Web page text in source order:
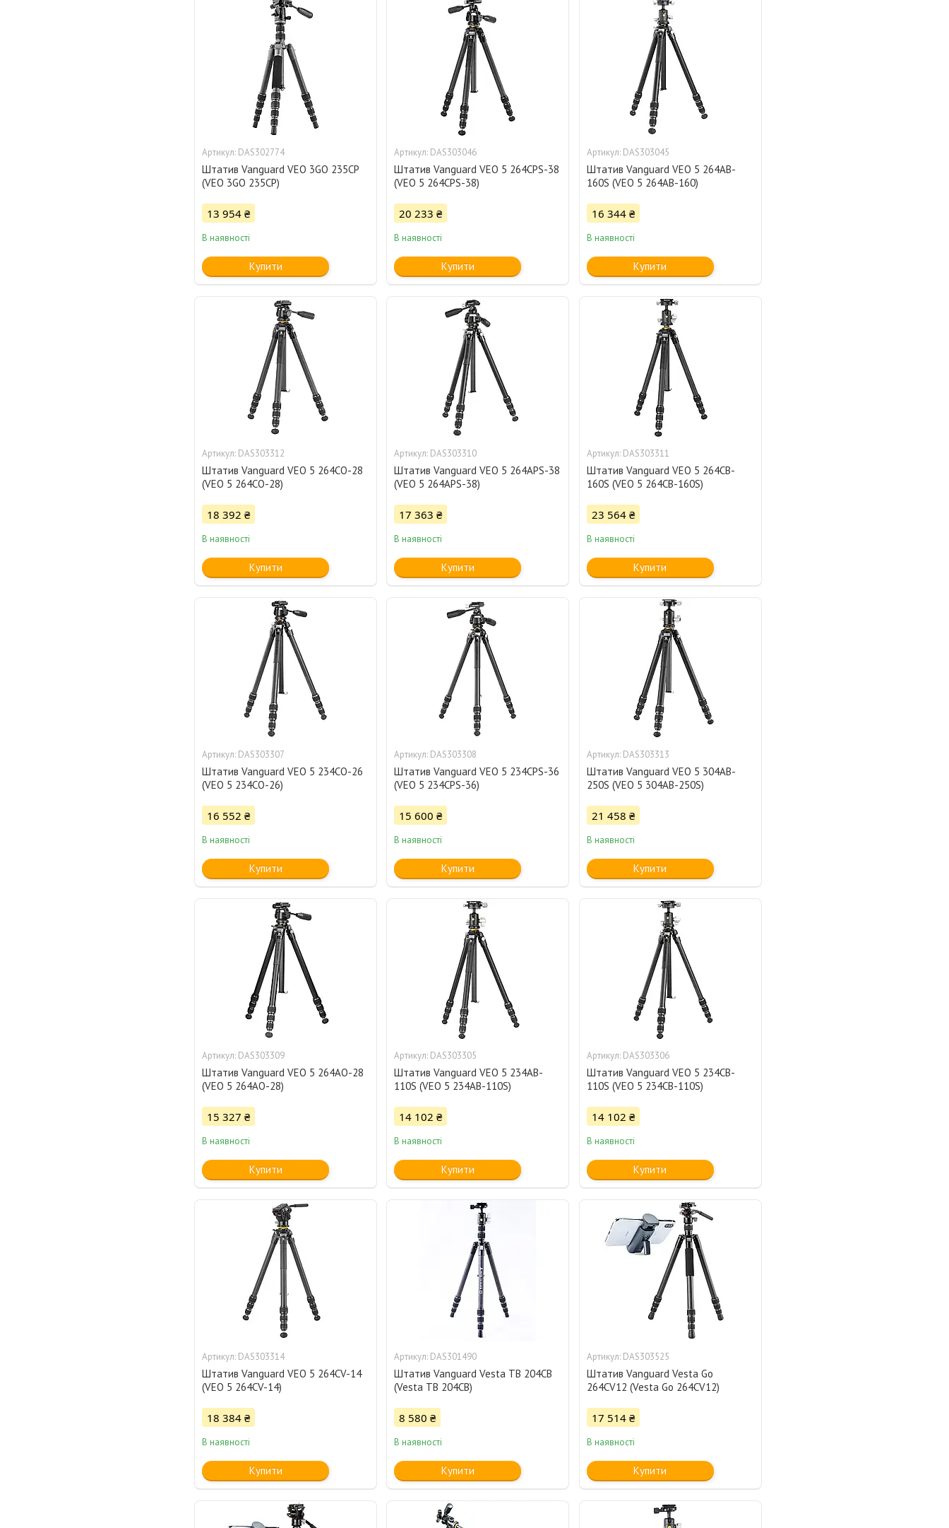
DAS302774
Штатив Vanguard VEO 3GO 235CP
(VEO 3GO 235CP)
13 954 ₴
В наявності
Купити
DAS303046
Штатив Vanguard VEO 5 264CPS-38
(VEO 5 264CPS-38)
20 233 ₴
В наявності
Купити
DAS303045
Штатив Vanguard VEO 5 264AB-
160S (VEO 5 264AB-160)
16 344 ₴
В наявності
Купити
DAS303312
Штатив Vanguard VEO 5 264CO-28
(VEO 5 264CO-28)
18 392 ₴
В наявності
Купити
DAS303310
Штатив Vanguard VEO 5 264APS-38
(VEO 5 264APS-38)
17 363 ₴
В наявності
Купити
DAS303311
Штатив Vanguard VEO 5 264CB-
160S (VEO 5 264CB-160S)
23 564 ₴
В наявності
Купити
DAS303307
Штатив Vanguard VEO 5 234CO-26
(VEO 5 234CO-26)
16 552 ₴
В наявності
Купити
DAS303308
Штатив Vanguard VEO 5 234CPS-36
(VEO 5 234CPS-36)
15 600 ₴
В наявності
Купити
DAS303313
Штатив Vanguard VEO 5 304AB-
250S (VEO 5 304AB-250S)
21 458 ₴
В наявності
Купити
DAS303309
Штатив Vanguard VEO 5 264AO-28
(VEO 5 264AO-28)
15 327 ₴
В наявності
Купити
DAS303305
Штатив Vanguard VEO 5 234AB-
110S (VEO 5 234AB-110S)
14 102 ₴
В наявності
Купити
DAS303306
Штатив Vanguard VEO 5 234CB-
110S (VEO 5 234CB-110S)
14 102 ₴
В наявності
Купити
DAS303314
Штатив Vanguard VEO 5 264CV-14
(VEO 5 264CV-14)
18 384 ₴
В наявності
Купити
DAS301490
Штатив Vanguard Vesta TB 204CB
(Vesta TB 204CB)
8 580 ₴
В наявності
Купити
DAS303525
Штатив Vanguard Vesta Go
264CV12 (Vesta Go 264CV12)
17 514 ₴
В наявності
Купити